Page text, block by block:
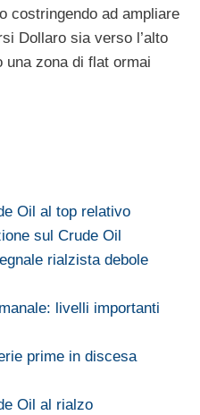
costringendo ad ampliare
Dollaro sia verso l’alto
zona di flat ormai
Oil al top relativo
sul Crude Oil
rialzista debole
livelli importanti
prime in discesa
Oil al rialzo